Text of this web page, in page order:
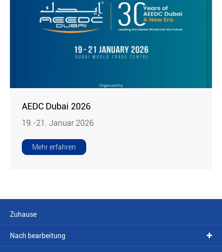
AEDC Dubai 2026
19.-21. Januar 2026
Mehr erfahren
Zuhause
Nach bearbeitung